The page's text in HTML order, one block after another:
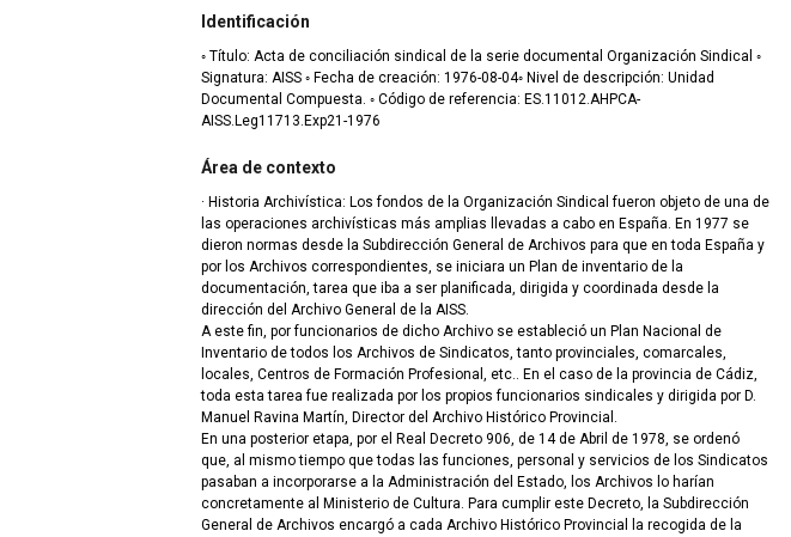
Identificación
◦ Título: Acta de conciliación sindical de la serie documental Organización Sindical ◦
Signatura: AISS ◦ Fecha de creación: 1976-08-04◦ Nivel de descripción: Unidad
Documental Compuesta. ◦ Código de referencia: ES.11012.AHPCA-
AISS.Leg11713.Exp21-1976
Área de contexto
· Historia Archivística: Los fondos de la Organización Sindical fueron objeto de una de
las operaciones archivísticas más amplias llevadas a cabo en España. En 1977 se
dieron normas desde la Subdirección General de Archivos para que en toda España y
por los Archivos correspondientes, se iniciara un Plan de inventario de la
documentación, tarea que iba a ser planificada, dirigida y coordinada desde la
dirección del Archivo General de la AISS.
A este fin, por funcionarios de dicho Archivo se estableció un Plan Nacional de
Inventario de todos los Archivos de Sindicatos, tanto provinciales, comarcales,
locales, Centros de Formación Profesional, etc.. En el caso de la provincia de Cádiz,
toda esta tarea fue realizada por los propios funcionarios sindicales y dirigida por D.
Manuel Ravina Martín, Director del Archivo Histórico Provincial.
En una posterior etapa, por el Real Decreto 906, de 14 de Abril de 1978, se ordenó
que, al mismo tiempo que todas las funciones, personal y servicios de los Sindicatos
pasaban a incorporarse a la Administración del Estado, los Archivos lo harían
concretamente al Ministerio de Cultura. Para cumplir este Decreto, la Subdirección
General de Archivos encargó a cada Archivo Histórico Provincial la recogida de la